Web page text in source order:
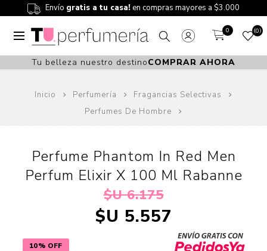
Envío gratis a tu casa! en compras mayores a $3.000
0 0
Tu belleza nuestro destinoCOMPRAR AHORA
Inicio Perfumería
Fragancias Selectivas
Perfumes De Hombre
10% OFF
Perfume Phantom In Red Men
Perfum Elixir X 100 Ml Rabanne
$U 6.175
$U 5.557